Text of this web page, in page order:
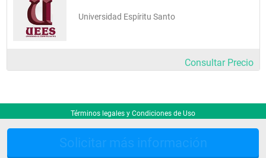
Consultar Precio $
Universidad Espíritu Santo
Consultar Precio
Términos legales y Condiciones de Uso